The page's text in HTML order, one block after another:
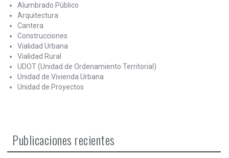
Alumbrado Público
Arquitectura
Cantera
Construcciones
Vialidad Urbana
Vialidad Rural
UDOT (Unidad de Ordenamiento Territorial)
Unidad de Vivienda Urbana
Unidad de Proyectos
Publicaciones recientes